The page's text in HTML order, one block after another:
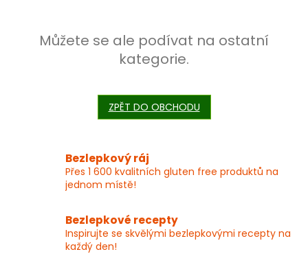
Můžete se ale podívat na ostatní
kategorie.
ZPĚT DO OBCHODU
Bezlepkový ráj
Přes 1 600 kvalitních gluten free produktů na
jednom místě!
Bezlepkové recepty
Inspirujte se skvělými bezlepkovými recepty na
každý den!